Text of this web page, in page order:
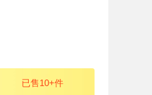
已售10+件